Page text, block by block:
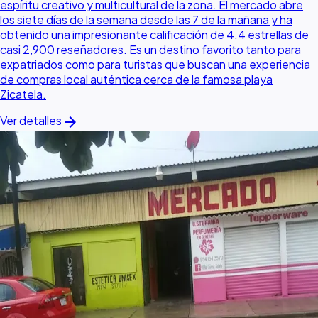
espíritu creativo y multicultural de la zona. El mercado abre
los siete días de la semana desde las 7 de la mañana y ha
obtenido una impresionante calificación de 4.4 estrellas de
casi 2,900 reseñadores. Es un destino favorito tanto para
expatriados como para turistas que buscan una experiencia
de compras local auténtica cerca de la famosa playa
Zicatela.
Ver detalles arrow_forward